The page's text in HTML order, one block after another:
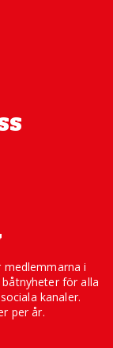
i
för alla
kanaler.
per år.